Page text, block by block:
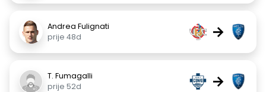
Andrea Fulignati
prije 48d
→
T. Fumagalli
prije 52d
→